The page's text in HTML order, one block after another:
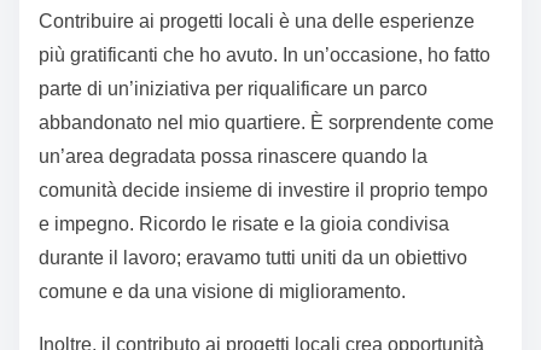
Contribuire ai progetti locali è una delle esperienze
più gratificanti che ho avuto. In un’occasione, ho fatto
parte di un’iniziativa per riqualificare un parco
abbandonato nel mio quartiere. È sorprendente come
un’area degradata possa rinascere quando la
comunità decide insieme di investire il proprio tempo
e impegno. Ricordo le risate e la gioia condivisa
durante il lavoro; eravamo tutti uniti da un obiettivo
comune e da una visione di miglioramento.
Inoltre, il contributo ai progetti locali crea opportunità